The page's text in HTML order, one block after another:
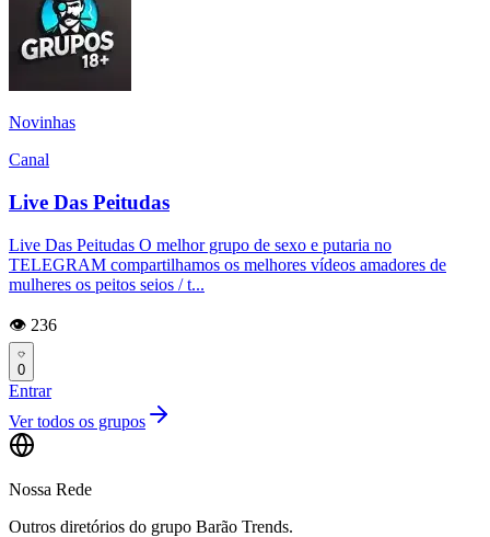
Novinhas
Canal
Live Das Peitudas
Live Das Peitudas O melhor grupo de sexo e putaria no
TELEGRAM compartilhamos os melhores vídeos amadores de
mulheres os peitos seios / t...
👁️ 236
0
Entrar
Ver todos os grupos
Nossa Rede
Outros diretórios do grupo Barão Trends.